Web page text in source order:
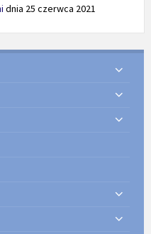
dnia 25 czerwca 2021